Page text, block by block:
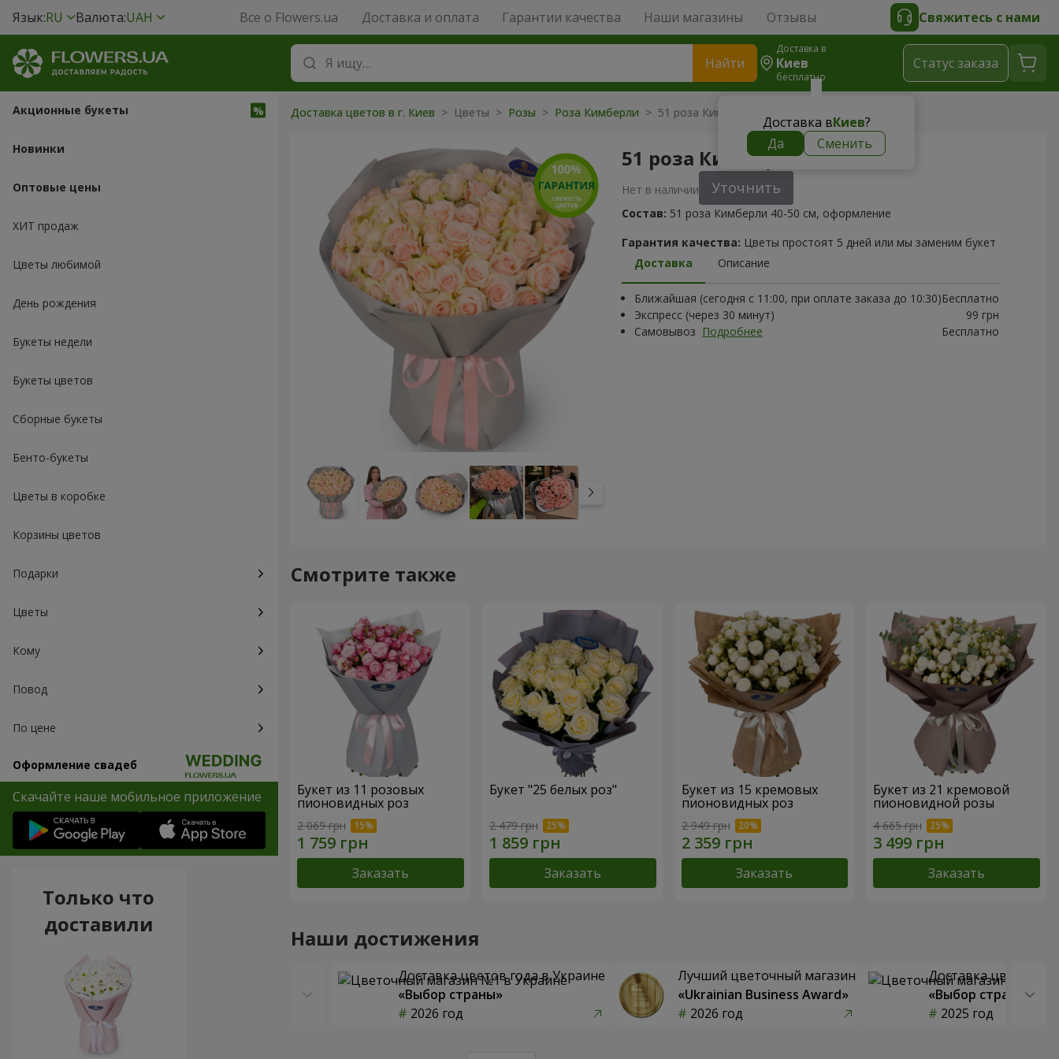
Язык:RU Валюта:UAH Все о Flowers.ua Доставка и оплата Гарантии качества Наши магазины Отзывы Свяжитесь с нами
Найти
Доставка в
Киев
бесплатно
Доставка вКиев?
Да
Сменить
Cтатус заказа
Акционные букеты
Новинки
Оптовые цены
ХИТ продаж
Цветы любимой
День рождения
Букеты недели
Букеты цветов
Сборные букеты
Бенто-букеты
Цветы в коробке
Корзины цветов
Подарки
Цветы
Кому
Повод
По цене
Оформление свадеб
Скачайте наше мобильное приложение
Доставка цветов в г. Киев > Цветы > Розы > Роза Кимберли > 51 роза Кимберли
51 роза Кимберли
Нет в наличии Уточнить
Состав: 51 роза Кимберли 40-50 см, оформление
Гарантия качества: Цветы простоят 5 дней или мы заменим букет
Доставка
Описание
Ближайшая (сегодня с 11:00, при оплате заказа до 10:30)Бесплатно
Экспресс (через 30 минут)
99 грн
Самовывоз Подробнее Бесплатно
Смотрите также
Букет из 11 розовых
пионовидных роз
2 069 грн
Заказать
Букет "25 белых роз"
2 479 грн
Заказать
Букет из 15 кремовых
пионовидных роз
2 949 грн
Заказать
Букет из 21 кремовой
пионовидной розы
4 665 грн
Заказать
Наши достижения
Доставка цветов года в Украине
«Выбор страны»
2026 год
Лучший цветочный магазин
«Ukrainian Business Award»
2026 год
Доставка цветов
«Выбор страны»
2025 год
Только что
доставили